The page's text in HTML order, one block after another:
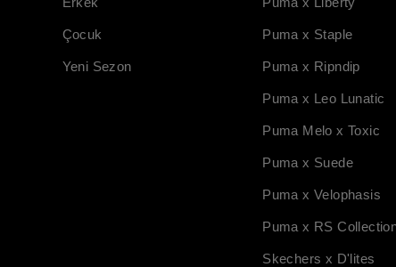
Çocuk
Yeni Sezon
Puma x Staple
Puma x Ripndip
Puma x Leo Lunatic
Puma Melo x Toxic
Puma x Suede
Puma x Velophasis
Puma x RS
Skechers x D'lites